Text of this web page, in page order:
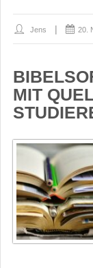
Jens 20.
MIT